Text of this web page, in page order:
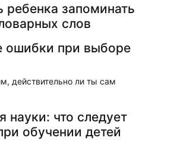
ребенка запоминать
слов
при выборе
действительно ли ты сам
науки: что следует
обучении детей